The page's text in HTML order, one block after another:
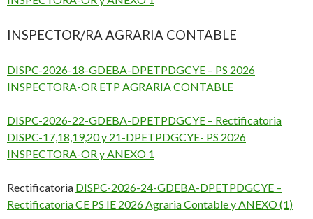
INSPECTOR/RA AGRARIA CONTABLE
DISPC-2026-18-GDEBA-DPETPDGCYE – PS 2026
INSPECTORA-OR ETP AGRARIA CONTABLE
DISPC-2026-22-GDEBA-DPETPDGCYE – Rectificatoria
DISPC-17,18,19,20 y 21-DPETPDGCYE- PS 2026
INSPECTORA-OR y ANEXO 1
Rectificatoria DISPC-2026-24-GDEBA-DPETPDGCYE –
Rectificatoria CE PS IE 2026 Agraria Contable y ANEXO (1)